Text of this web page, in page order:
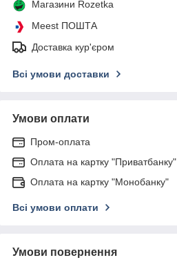
Магазини Rozetka
Meest ПОШТА
Доставка кур'єром
Всі умови доставки
Умови оплати
Пром-оплата
Оплата на картку "Приватбанку"
Оплата на картку "Монобанку"
Всі умови оплати
Умови повернення